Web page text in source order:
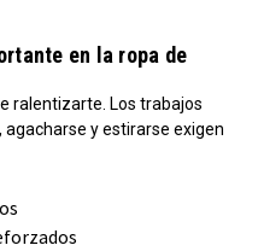
en la ropa de
ralentizarte. Los trabajos
y estirarse exigen